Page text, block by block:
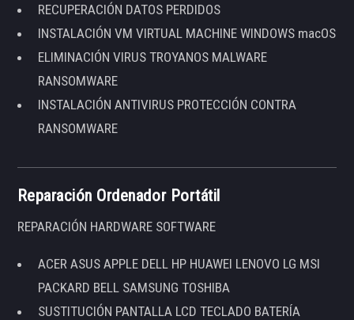
RECUPERACIÓN DATOS PERDIDOS
INSTALACIÓN VM VIRTUAL MACHINE WINDOWS macOS
ELIMINACIÓN VIRUS TROYANOS MALWARE
RANSOMWARE
INSTALACIÓN ANTIVIRUS PROTECCIÓN CONTRA
RANSOMWARE
Reparación Ordenador Portátil
REPARACIÓN HARDWARE SOFTWARE
ACER ASUS APPLE DELL HP HUAWEI LENOVO LG MSI
PACKARD BELL SAMSUNG TOSHIBA
SUSTITUCIÓN PANTALLA LCD TECLADO BATERÍA